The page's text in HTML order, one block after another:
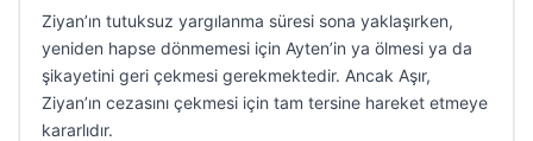
Ziyan’ın tutuksuz yargılanma süresi sona yaklaşırken,
yeniden hapse dönmemesi için Ayten’in ya ölmesi ya da
şikayetini geri çekmesi gerekmektedir. Ancak Aşır,
Ziyan’ın cezasını çekmesi için tam tersine hareket etmeye
kararlıdır.